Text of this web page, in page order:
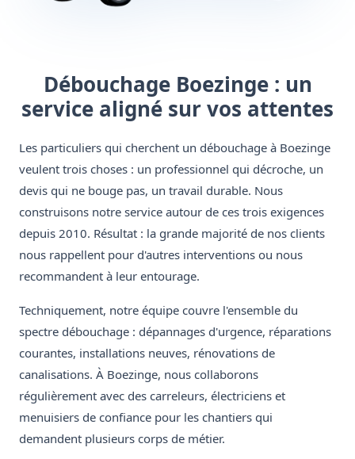
Débouchage Boezinge : un
service aligné sur vos attentes
Les particuliers qui cherchent un débouchage à Boezinge
veulent trois choses : un professionnel qui décroche, un
devis qui ne bouge pas, un travail durable. Nous
construisons notre service autour de ces trois exigences
depuis 2010. Résultat : la grande majorité de nos clients
nous rappellent pour d'autres interventions ou nous
recommandent à leur entourage.
Techniquement, notre équipe couvre l'ensemble du
spectre débouchage : dépannages d'urgence, réparations
courantes, installations neuves, rénovations de
canalisations. À Boezinge, nous collaborons
régulièrement avec des carreleurs, électriciens et
menuisiers de confiance pour les chantiers qui
demandent plusieurs corps de métier.